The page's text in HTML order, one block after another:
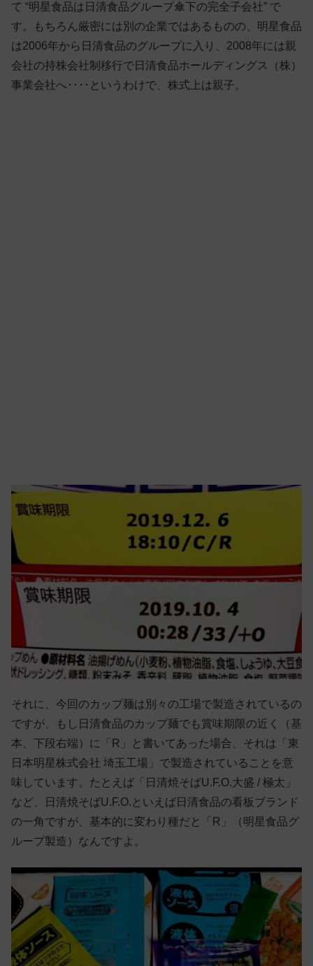
て “明星食品は日清食品グループ傘下の完全子会社” で
す。もちろん厳密には別の企業ではあるものの、明星食品
は2006年から日清食品のグループに入り、2008年には親
会社の持株会社制移行で日清食品ホールディングス（株）
事業会社へ‥‥というわけで、株式上は親子。
それに、今回のカップ麺は別々の工場で製造されているの
ですが、もし日清食品のカップ麺でも賞味期限の近く（基
本、下段右端）に「R」と書いてあった場合、それは「東
日本明星株式会社 埼玉工場」で製造されていることを意
味しています。たとえば「日清焼そばU.F.O.大盛 / 極太」
など、日清焼そばU.F.O.といえば日清食品の看板ブランド
の一角ですが、基本的に変わり種だと「R」（明星食品グ
ループ製造）なんですよ。